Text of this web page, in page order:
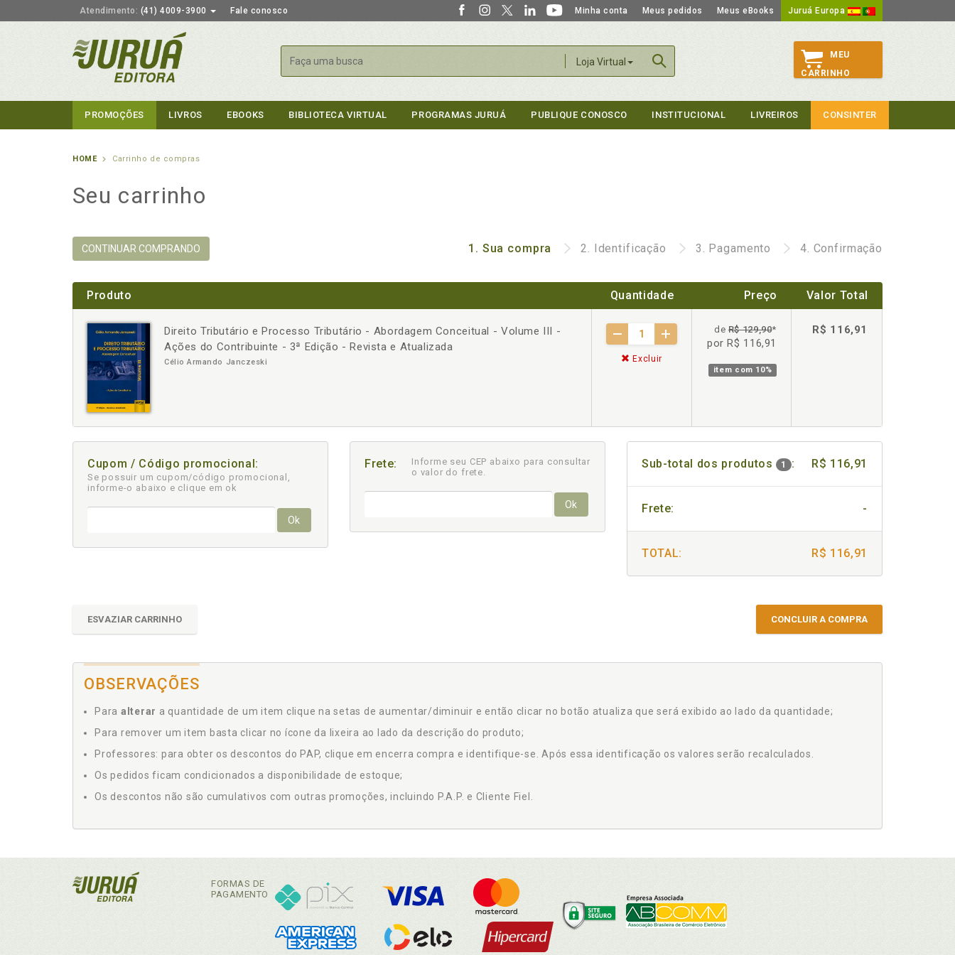
Atendimento: (41) 4009-3900 Fale conosco Minha conta Meus pedidos Meus eBooks Juruá Europa
Loja Virtual
Buscar
MEU
CARRINHO
PROMOÇÕES LIVROS EBOOKS BIBLIOTECA VIRTUAL PROGRAMAS JURUÁ PUBLIQUE CONOSCO INSTITUCIONAL LIVREIROS CONSINTER
HOME Carrinho de compras
Seu carrinho
CONTINUAR COMPRANDO 1. Sua compra 2. Identificação 3. Pagamento 4. Confirmação
Produto Quantidade Preço Valor Total
Direito Tributário e Processo Tributário - Abordagem Conceitual - Volume III -
Ações do Contribuinte - 3ª Edição - Revista e Atualizada
Célio Armando Janczeski
- +
Excluir
deR$ 129,90*
por R$ 116,91
item com 10%
R$ 116,91
Cupom / Código promocional:
Se possuir um cupom/código promocional,
informe-o abaixo e clique em ok
Ok
Frete:
Informe seu CEP abaixo para consultar
o valor do frete.
Ok
Sub-total dos produtos 1 : R$ 116,91
Frete: -
TOTAL: R$ 116,91
ESVAZIAR CARRINHO CONCLUIR A COMPRA
OBSERVAÇÕES
Para alterar a quantidade de um item clique na setas de aumentar/diminuir e então clicar no botão atualiza que será exibido ao lado da quantidade;
Para remover um item basta clicar no ícone da lixeira ao lado da descrição do produto;
Professores: para obter os descontos do PAP, clique em encerra compra e identifique-se. Após essa identificação os valores serão recalculados.
Os pedidos ficam condicionados a disponibilidade de estoque;
Os descontos não são cumulativos com outras promoções, incluindo P.A.P. e Cliente Fiel.
FORMAS DE
PAGAMENTO